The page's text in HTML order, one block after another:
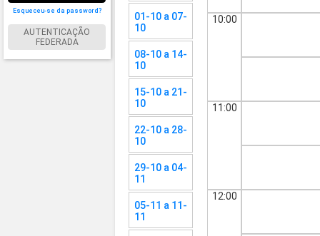
Esqueceu-se da password?
AUTENTICAÇÃO
FEDERADA
01-10 a 07-
10
08-10 a 14-
10
15-10 a 21-
10
22-10 a 28-
10
29-10 a 04-
11
05-11 a 11-
11
10:00
11:00
12:00